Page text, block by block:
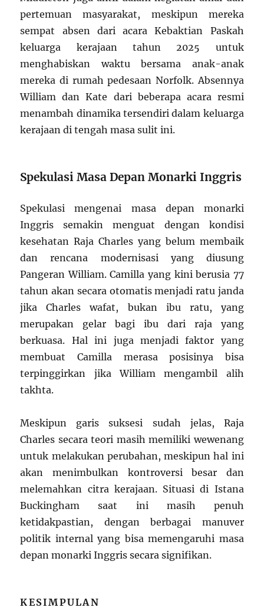
pertemuan masyarakat, meskipun mereka
sempat absen dari acara Kebaktian Paskah
keluarga kerajaan tahun 2025 untuk
menghabiskan waktu bersama anak-anak
mereka di rumah pedesaan Norfolk. Absennya
William dan Kate dari beberapa acara resmi
menambah dinamika tersendiri dalam keluarga
kerajaan di tengah masa sulit ini.
Spekulasi Masa Depan Monarki Inggris
Spekulasi mengenai masa depan monarki
Inggris semakin menguat dengan kondisi
kesehatan Raja Charles yang belum membaik
dan rencana modernisasi yang diusung
Pangeran William. Camilla yang kini berusia 77
tahun akan secara otomatis menjadi ratu janda
jika Charles wafat, bukan ibu ratu, yang
merupakan gelar bagi ibu dari raja yang
berkuasa. Hal ini juga menjadi faktor yang
membuat Camilla merasa posisinya bisa
terpinggirkan jika William mengambil alih
takhta.
Meskipun garis suksesi sudah jelas, Raja
Charles secara teori masih memiliki wewenang
untuk melakukan perubahan, meskipun hal ini
akan menimbulkan kontroversi besar dan
melemahkan citra kerajaan. Situasi di Istana
Buckingham saat ini masih penuh
ketidakpastian, dengan berbagai manuver
politik internal yang bisa memengaruhi masa
depan monarki Inggris secara signifikan.
KESIMPULAN